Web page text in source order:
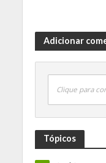
Adicionar
Clique para
Tópicos